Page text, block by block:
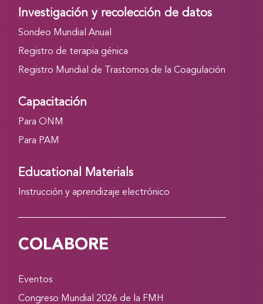
Investigación y recolección de datos
Sondeo Mundial Anual
Registro de terapia génica
Registro Mundial de Trastornos de la Coagulación
Capacitación
Para ONM
Para PAM
Educational Materials
Instrucción y aprendizaje electrónico
COLABORE
Eventos
Congreso Mundial 2026 de la FMH